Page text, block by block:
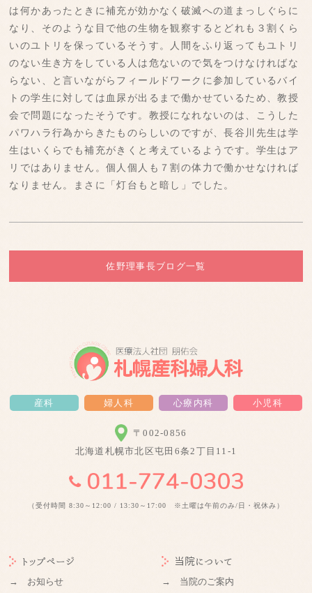
は何かあったときに補充が効かなく破滅への道まっしぐらに
なり、そのような目で他の生物を観察するとどれも３割くら
いのユトリを保っているそうす。人間をふり返ってもユトリ
のない生き方をしている人は危ないので気をつけなければな
らない、と言いながらフィールドワークに参加しているバイ
トの学生に対しては血尿が出るまで働かせているため、教授
会で問題になったそうです。教授になれないのは、こうした
パワハラ行為からきたものらしいのですが、長谷川先生は学
生はいくらでも補充がきくと考えているようです。学生はア
リではありません。個人個人も７割の体力で働かせなければ
なりません。まさに「灯台もと暗し」でした。
佐野理事長ブログ一覧
産科 婦人科 心療内科 小児科
〒002-0856
北海道札幌市北区屯田6条2丁目11-1
（受付時間 8:30～12:00 / 13:30～17:00 ※土曜は午前のみ/日・祝休み）
トップページ
→ お知らせ
当院について
→ 当院のご案内